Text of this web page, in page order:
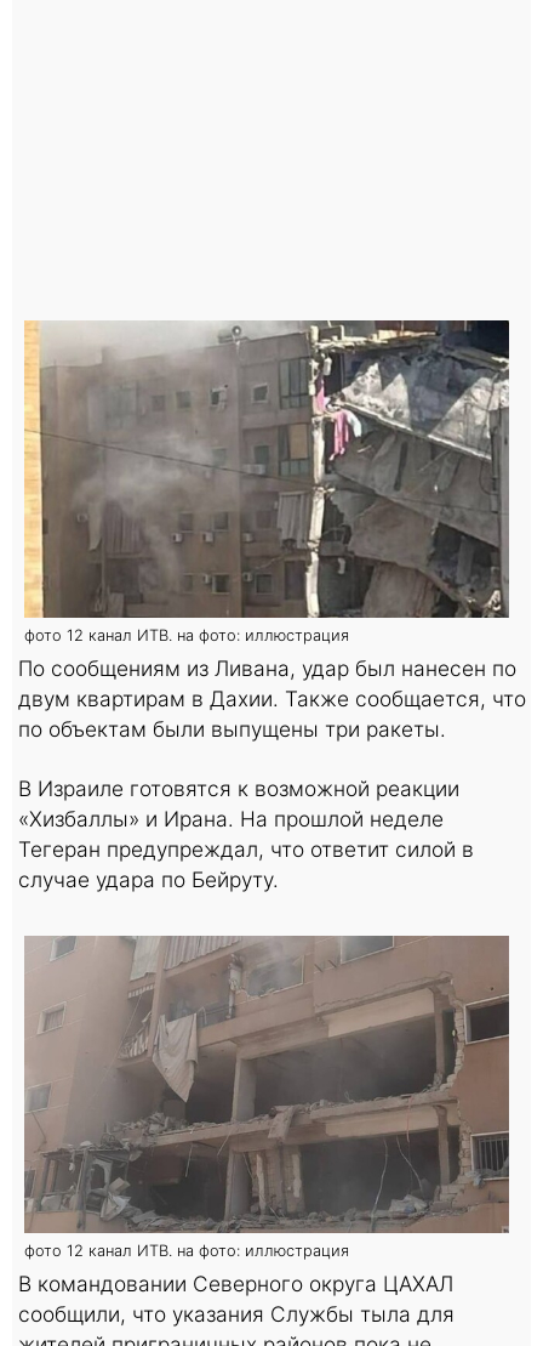
фото 12 канал ИТВ. на фото: иллюстрация
По сообщениям из Ливана, удар был нанесен по
двум квартирам в Дахии. Также сообщается, что
по объектам были выпущены три ракеты.
В Израиле готовятся к возможной реакции
«Хизбаллы» и Ирана. На прошлой неделе
Тегеран предупреждал, что ответит силой в
случае удара по Бейруту.
фото 12 канал ИТВ. на фото: иллюстрация
В командовании Северного округа ЦАХАЛ
сообщили, что указания Службы тыла для